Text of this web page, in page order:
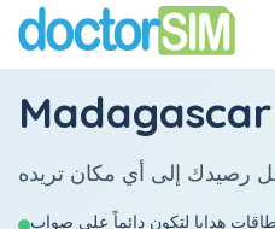
رصيدك إلى أي مكان تريده